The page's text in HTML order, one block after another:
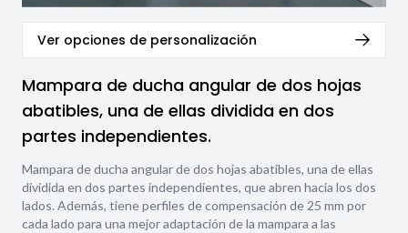
Ver opciones de personalización
Mampara de ducha angular de dos hojas
abatibles, una de ellas dividida en dos
partes independientes.
Mampara de ducha angular de dos hojas abatibles, una de ellas
dividida en dos partes independientes, que abren hacia los dos
lados. Además, tiene perfiles de compensación de 25 mm por
cada lado para una mejor adaptación de la mampara a las